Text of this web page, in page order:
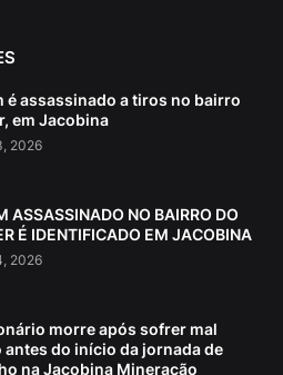
é assassinado a tiros no bairro
em Jacobina
2026
ASSASSINADO NO BAIRRO DO
É IDENTIFICADO EM JACOBINA
2026
morre após sofrer mal
do início da jornada de
na Jacobina Mineração